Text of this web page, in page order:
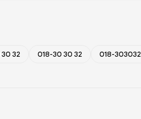
32 018-30 30 32 018-303032